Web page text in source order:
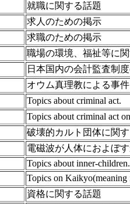
就職に関する話題
求人のための掲示
求職のための掲示
職場の環境、福祉等に
日本国内の会計監査制
オウム真理教による事
Topics about criminal act.
Topics about criminal act
破壊的カルト団体に関
電磁波が人体におよぼ
Topics about inner-children.
Topics on Kaikyo(meaning
資格に関する話題